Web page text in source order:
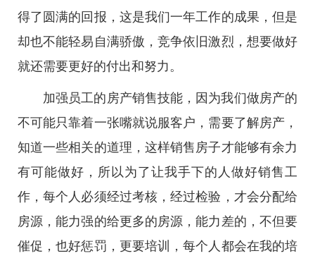
得了圆满的回报，这是我们一年工作的成果，但是
却也不能轻易自满骄傲，竞争依旧激烈，想要做好
就还需要更好的付出和努力。
加强员工的房产销售技能，因为我们做房产的
不可能只靠着一张嘴就说服客户，需要了解房产，
知道一些相关的道理，这样销售房子才能够有余力
有可能做好，所以为了让我手下的人做好销售工
作，每个人必须经过考核，经过检验，才会分配给
房源，能力强的给更多的房源，能力差的，不但要
催促，也好惩罚，更要培训，每个人都会在我的培